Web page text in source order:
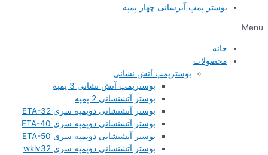
بوستر پمپ آبرسانی چهار پمپه
Menu
خانه
محصولات
بوسترپمپ آتش نشانی
بوسترپمپ آتش نشانی 3 پمپه
بوستر آتشنشانی 2 پمپه
بوستر آتشنشانی دوپمپه سری ETA-32
بوستر آتشنشانی دوپمپه سری ETA-40
بوستر آتشنشانی دوپمپه سری ETA-50
بوستر آتشنشانی دوپمپه سری wklv32